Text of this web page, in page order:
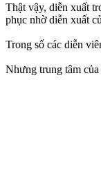
Thật vậy, diễn xuất
phục nhờ diễn xuất
Trong số các diễn
Nhưng trung tâm của